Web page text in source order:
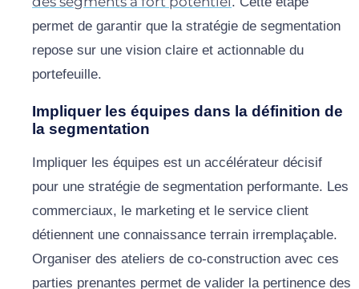
permet de garantir que la stratégie de segmentation
repose sur une vision claire et actionnable du
portefeuille.
Impliquer les équipes dans la définition de
la segmentation
Impliquer les équipes est un accélérateur décisif
pour une stratégie de segmentation performante. Les
commerciaux, le marketing et le service client
détiennent une connaissance terrain irremplaçable.
Organiser des ateliers de co-construction avec ces
parties prenantes permet de valider la pertinence des